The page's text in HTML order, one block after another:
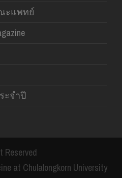
ะแพทย์
ะจำปี
Reserved
at Chulalongkorn University